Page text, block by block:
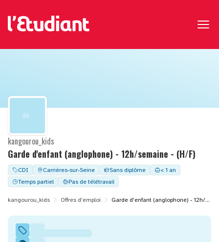
Garde d'enfant (anglophone) - 12h/semaine - (H/F)
kangourou_kids
CDI Carrières-sur-Seine Sans diplôme
< 1 an
Temps partiel
Pas de télétravail
kangourou_kids Offres d'emploi Garde d'enfant (anglophone) - 12h/semaine - (H/F)